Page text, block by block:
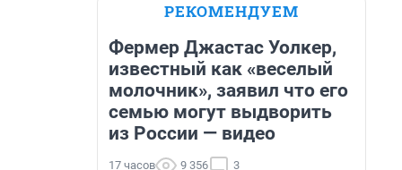
РЕКОМЕНДУЕМ
Фермер Джастас Уолкер,
известный как «веселый
молочник», заявил что его
семью могут выдворить
из России — видео
17 часов 9 356 3